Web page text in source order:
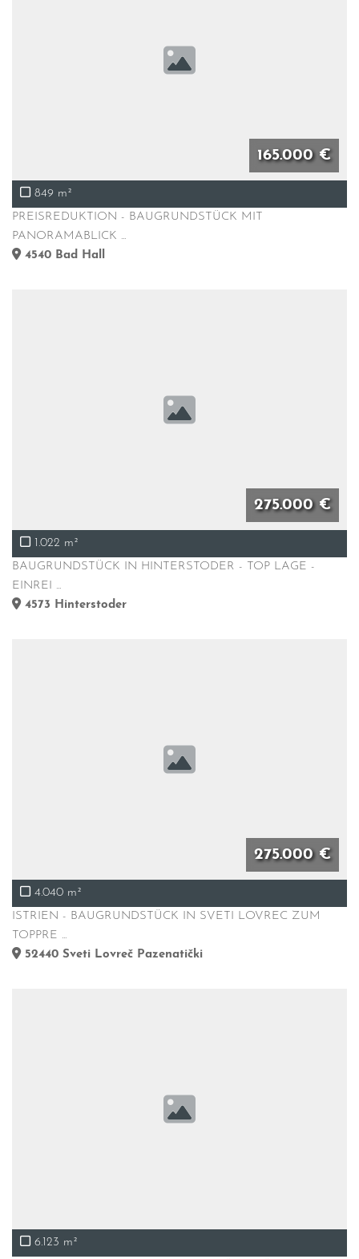
165.000 €
849 m²
PREISREDUKTION - BAUGRUNDSTÜCK MIT
PANORAMABLICK ...
4540 Bad Hall
275.000 €
1.022 m²
BAUGRUNDSTÜCK IN HINTERSTODER - TOP LAGE -
EINREI ...
4573 Hinterstoder
275.000 €
4.040 m²
ISTRIEN - BAUGRUNDSTÜCK IN SVETI LOVREC ZUM
TOPPRE ...
52440 Sveti Lovreč Pazenatički
6.123 m²